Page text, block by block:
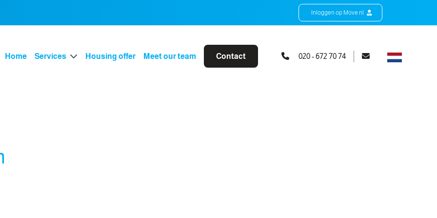
Inloggen op Move.nl
Home Services Housing offer Meet our team Contact 020 - 672 70 74